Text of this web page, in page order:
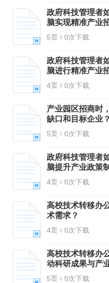
政府科技管理者
脑实现精准产业
5页 0次下载
政府科技管理者
脑进行精准产业
4页 0次下载
产业园区招商时
缺口和目标企业？
5页 0次下载
政府科技管理者
脑提升产业政策
4页 0次下载
高校技术转移办
术需求？
4页 0次下载
高校技术转移办
动科研成果与产
5页 0次下载